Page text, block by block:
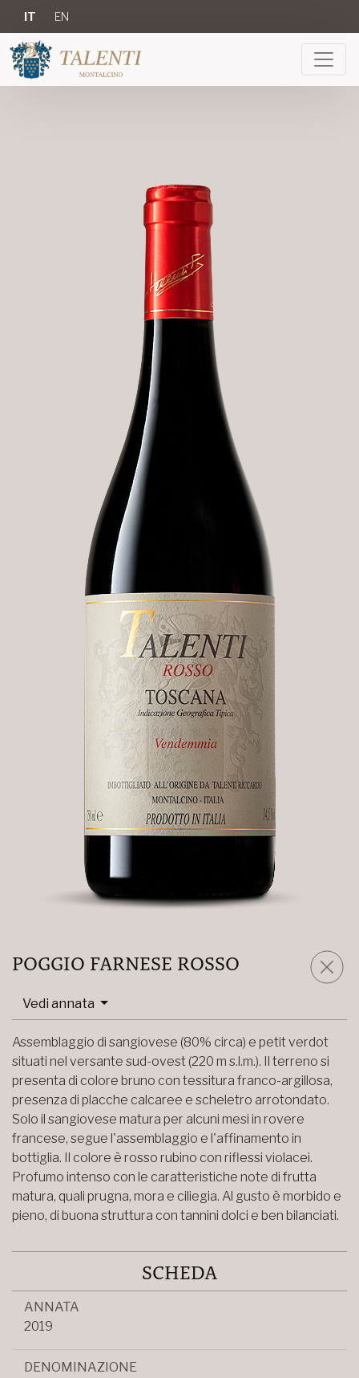
IT EN
POGGIO FARNESE ROSSO
Vedi annata
Assemblaggio di sangiovese (80% circa) e petit verdot
situati nel versante sud-ovest (220 m s.l.m.). Il terreno si
presenta di colore bruno con tessitura franco-argillosa,
presenza di placche calcaree e scheletro arrotondato.
Solo il sangiovese matura per alcuni mesi in rovere
francese, segue l'assemblaggio e l'affinamento in
bottiglia. Il colore è rosso rubino con riflessi violacei.
Profumo intenso con le caratteristiche note di frutta
matura, quali prugna, mora e ciliegia. Al gusto è morbido e
pieno, di buona struttura con tannini dolci e ben bilanciati.
SCHEDA
ANNATA
2019
DENOMINAZIONE